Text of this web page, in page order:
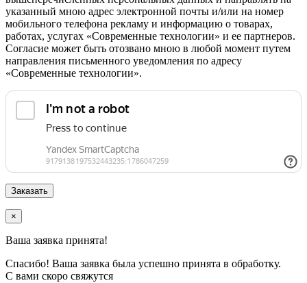
указанный мною адрес электронной почты и/или на номер
мобильного телефона рекламу и информацию о товарах,
работах, услугах «Современные технологии» и ее партнеров.
Согласие может быть отозвано мною в любой момент путем
направления письменного уведомления по адресу
«Современные технологии».
×
Ваша заявка принята!
Спасибо! Ваша заявка была успешно принята в обработку.
С вами скоро свяжутся